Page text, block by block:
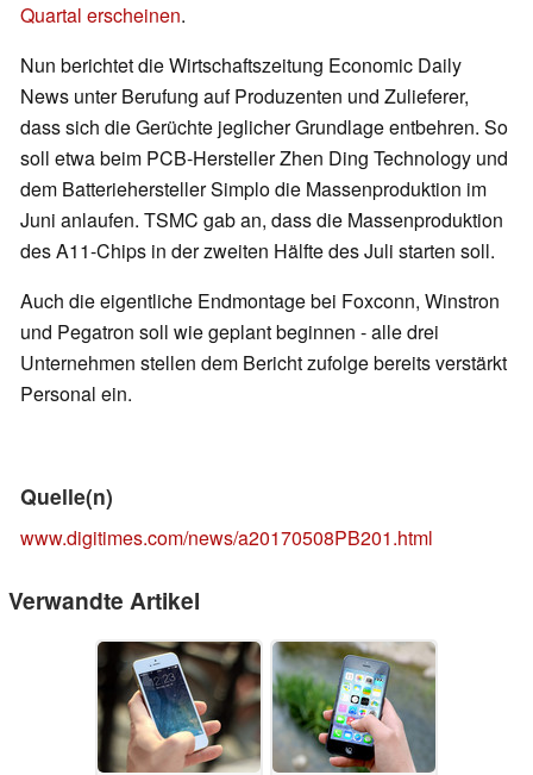
Quartal erscheinen.
Nun berichtet die Wirtschaftszeitung Economic Daily
News unter Berufung auf Produzenten und Zulieferer,
dass sich die Gerüchte jeglicher Grundlage entbehren. So
soll etwa beim PCB-Hersteller Zhen Ding Technology und
dem Batteriehersteller Simplo die Massenproduktion im
Juni anlaufen. TSMC gab an, dass die Massenproduktion
des A11-Chips in der zweiten Hälfte des Juli starten soll.
Auch die eigentliche Endmontage bei Foxconn, Winstron
und Pegatron soll wie geplant beginnen - alle drei
Unternehmen stellen dem Bericht zufolge bereits verstärkt
Personal ein.
Quelle(n)
www.digitimes.com/news/a20170508PB201.html
Verwandte Artikel